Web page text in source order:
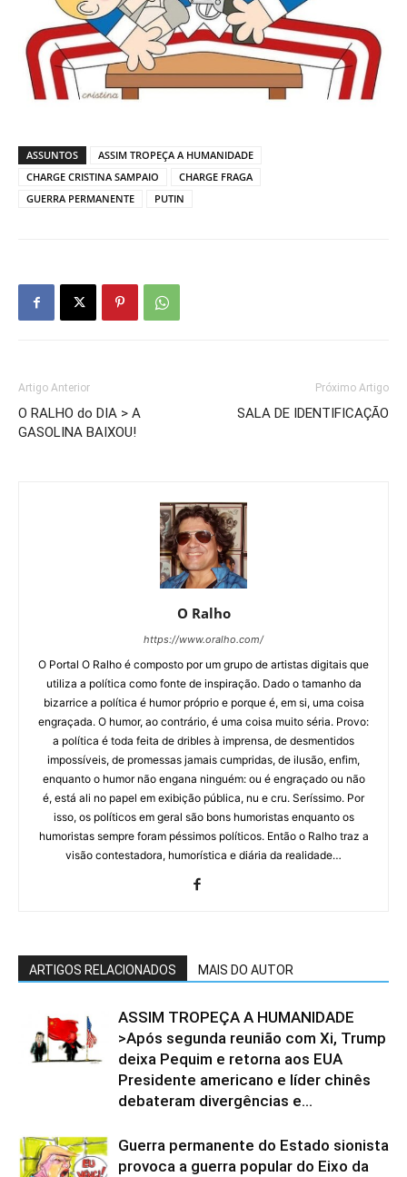
ASSUNTOS
ASSIM TROPEÇA A HUMANIDADE
CHARGE CRISTINA SAMPAIO
CHARGE FRAGA
GUERRA PERMANENTE
PUTIN
Artigo Anterior
O RALHO do DIA > A
GASOLINA BAIXOU!
Próximo Artigo
SALA DE IDENTIFICAÇÃO
O Ralho
https://www.oralho.com/
O Portal O Ralho é composto por um grupo de artistas digitais que
utiliza a política como fonte de inspiração. Dado o tamanho da
bizarrice a política é humor próprio e porque é, em si, uma coisa
engraçada. O humor, ao contrário, é uma coisa muito séria. Provo:
a política é toda feita de dribles à imprensa, de desmentidos
impossíveis, de promessas jamais cumpridas, de ilusão, enfim,
enquanto o humor não engana ninguém: ou é engraçado ou não
é, está ali no papel em exibição pública, nu e cru. Seríssimo. Por
isso, os políticos em geral são bons humoristas enquanto os
humoristas sempre foram péssimos políticos. Então o Ralho traz a
visão contestadora, humorística e diária da realidade…
ARTIGOS RELACIONADOS MAIS DO AUTOR
ASSIM TROPEÇA A HUMANIDADE
>Após segunda reunião com Xi, Trump
deixa Pequim e retorna aos EUA
Presidente americano e líder chinês
debateram divergências e...
Guerra permanente do Estado sionista
provoca a guerra popular do Eixo da